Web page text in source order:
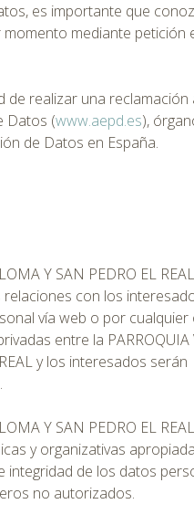
es importante que
mediante petición
de realizar una reclamación
Datos (www.aepd.es),
de Datos en España.
Y SAN PEDRO EL
con los
vía web o por cualquier
entre la PARROQUIA
y los interesados serán
Y SAN PEDRO EL
y organizativas
integridad de los datos
no autorizados.